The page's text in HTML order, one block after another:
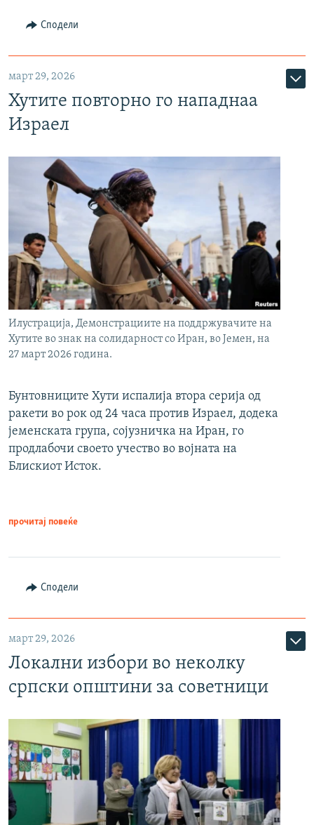
Сподели
март 29, 2026
Хутите повторно го нападнаа
Израел
Илустрација, Демонстрациите на поддржувачите на
Хутите во знак на солидарност со Иран, во Јемен, на
27 март 2026 година.
Бунтовниците Хути испалија втора серија од
ракети во рок од 24 часа против Израел, додека
јеменската група, сојузничка на Иран, го
продлабочи своето учество во војната на
Блискиот Исток.
прочитај повеќе
Сподели
март 29, 2026
Локални избори во неколку
српски општини за советници